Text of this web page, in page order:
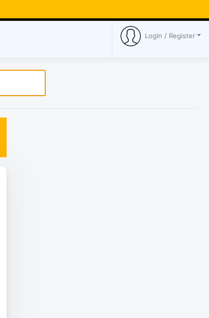
Login / Register